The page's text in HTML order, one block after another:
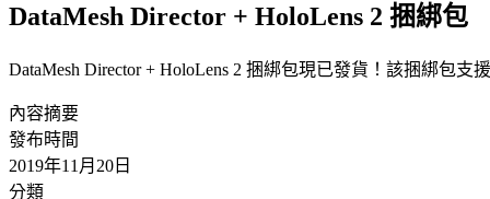
DataMesh Director + HoloLens 2 捆綁包
DataMesh Director + HoloLens 2 捆綁包現已發貨！該捆綁包
內容摘要
發布時間
2019年11月20日
分類